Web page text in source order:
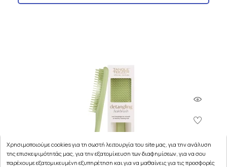
Χρησιμοποιούμε cookies για τη σωστή λειτουργία του site μας, για την ανάλυση
της επισκεψιμότητάς μας, για την εξατομίκευση των διαφημίσεων, για να σου
παρέχουμε εξατομικευμένη εξυπηρέτηση και για να μαθαίνεις για τις προσφορές